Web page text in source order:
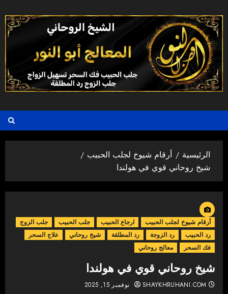
إلى
المحتوى
الرئيسية
أرقام شيوخ لجلب الحبيب
شيخ روحاني قوي في هولندا
أرقام شيوخ لجلب الحبيب ارجاع الحبيب جلب الحبيب
جلب الزوج
رد الحبيب
رد الزوجة رد المطلقة شيخ روحاني
علاج السحر
فك السحر
معالج روحاني
شيخ روحاني قوي في هولندا
SHAYKHRUHANI.COM نوفمبر 15, 2025